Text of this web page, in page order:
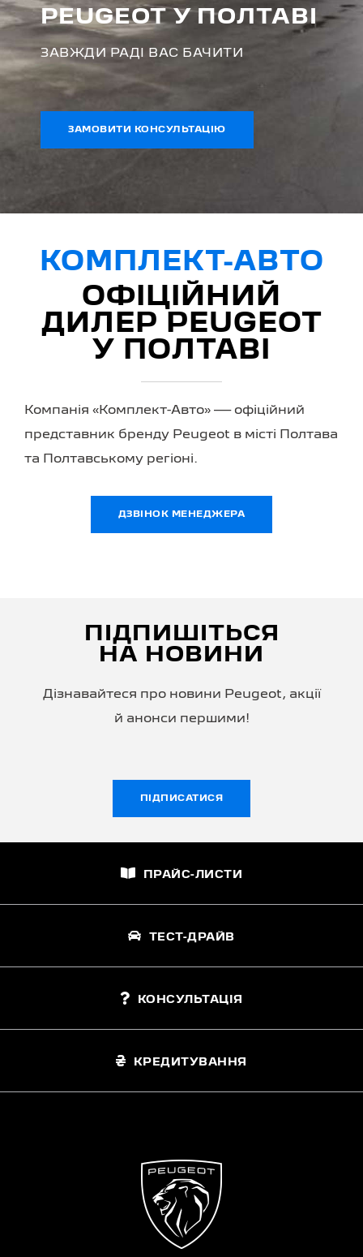
PEUGEOT У ПОЛТАВІ
ЗАВЖДИ РАДІ ВАС БАЧИТИ
ЗАМОВИТИ КОНСУЛЬТАЦІЮ
КОМПЛЕКТ-АВТО
ОФІЦІЙНИЙ
ДИЛЕР PEUGEOT
У ПОЛТАВІ
Компанія «Комплект-Авто» — офіційний
представник бренду Peugeot в місті Полтава
та Полтавському регіоні.
ДЗВІНОК МЕНЕДЖЕРА
ПІДПИШІТЬСЯ
НА НОВИНИ
Дізнавайтеся про новини Peugeot, акції
й анонси першими!
ПІДПИСАТИСЯ
ПРАЙС-ЛИСТИ
ТЕСТ-ДРАЙВ
КОНСУЛЬТАЦІЯ
КРЕДИТУВАННЯ